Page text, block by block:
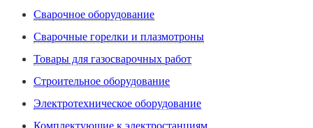
Сварочное оборудование
Сварочные горелки и плазмотроны
Товары для газосварочных работ
Строительное оборудование
Электротехническое оборудование